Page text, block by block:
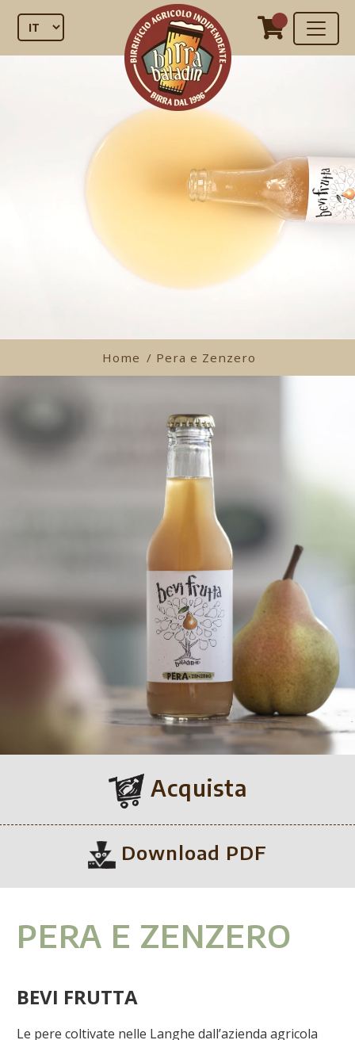
Home / Pera e Zenzero
Acquista
Download PDF
PERA E ZENZERO
BEVI FRUTTA
Le pere coltivate nelle Langhe dall’azienda agricola